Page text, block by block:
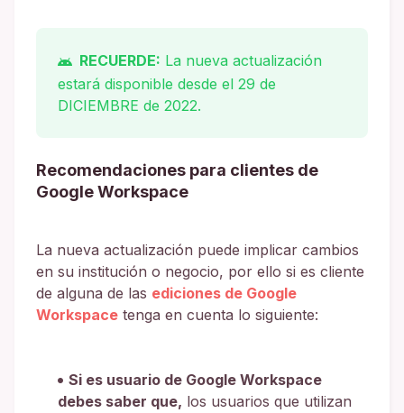
RECUERDE: La nueva actualización
estará disponible desde el 29 de
DICIEMBRE de 2022.
Recomendaciones para clientes de
Google Workspace
La nueva actualización puede implicar cambios
en su institución o negocio, por ello si es cliente
de alguna de las ediciones de Google
Workspace tenga en cuenta lo siguiente:
Si es usuario de Google Workspace
debes saber que, los usuarios que utilizan